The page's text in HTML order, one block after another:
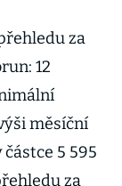
za
12
měsíční
5 595
za